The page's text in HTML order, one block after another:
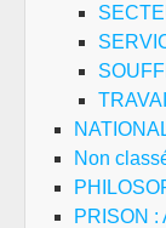
Non
PRISON :